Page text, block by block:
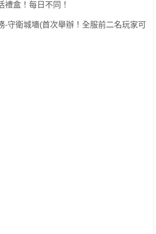
禮盒！每日不同！
-守衛城墻(首次舉辦！全服前二名玩家可